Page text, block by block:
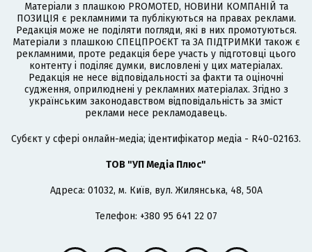
Матеріали з плашкою PROMOTED, НОВИНИ КОМПАНІЙ та
ПОЗИЦІЯ є рекламними та публікуються на правах реклами.
Редакція може не поділяти погляди, які в них промотуються.
Матеріали з плашкою СПЕЦПРОЄКТ та ЗА ПІДТРИМКИ також є
рекламними, проте редакція бере участь у підготовці цього
контенту і поділяє думки, висловлені у цих матеріалах.
Редакція не несе відповідальності за факти та оціночні
судження, оприлюднені у рекламних матеріалах. Згідно з
українським законодавством відповідальність за зміст
реклами несе рекламодавець.
Cубєкт у сфері онлайн-медіа; ідентифікатор медіа - R40-02163.
ТОВ "УП Медіа Плюс"
Адреса: 01032, м. Київ, вул. Жилянська, 48, 50А
Телефон: +380 95 641 22 07